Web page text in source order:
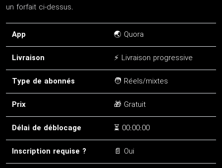
un forfait ci-dessus.
App
🌏 Quora
Livraison
⚡ Livraison progressive
Type de abonnés
🧑 Réels/mixtes
Prix
🎁 Gratuit
Délai de déblocage
⏳ 00:00:00
Inscription requise ?
📄 Oui